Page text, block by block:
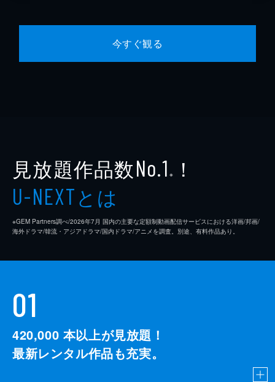
今すぐ観る
見放題作品数No.1 ※ ！
U-NEXTとは
※GEM Partners調べ/2026年7⽉ 国内の主要な定額制動画配信サービスにおける洋画/邦画/
海外ドラマ/韓流・アジアドラマ/国内ドラマ/アニメを調査。別途、有料作品あり。
01
420,000 本以上が見放題！
最新レンタル作品も充実。